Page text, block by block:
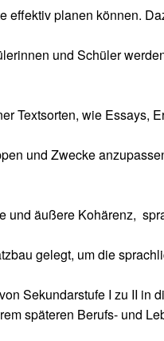
planen können.
und Schüler
Textsorten, wie Essays,
und Zwecke
äußere Kohärenz,
gelegt, um die
Sekundarstufe I zu II in
späteren Berufs- und